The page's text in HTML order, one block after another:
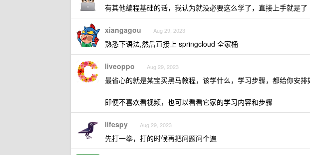
有其他编程基础的话，我认为就没必要这么学了，直接上手就是了
xiangagou Aug 29, 2023
熟悉下语法,然后直接上 springcloud 全家桶
liveoppo Aug 29, 2023
最省心的就是某宝买黑马教程，该学什么，学习步骤，都给你安排
即便不喜欢看视频，也可以看看它家的学习内容和步骤
lifespy Aug 29, 2023
先打一拳，打的时候再把问题问个遍